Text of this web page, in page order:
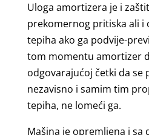
Uloga amortizera je i
prekomernog pritiska ali i
tepiha ako ga podvije-
tom momentu amortizer
odgovarajućoj četki da se
nezavisno i samim tim
tepiha, ne lomeći ga.
Mašina je opremljena i sa